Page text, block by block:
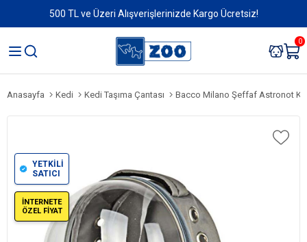
500 TL ve Üzeri Alışverişlerinizde Kargo Ücretsiz!
0
Anasayfa Kedi Kedi Taşıma Çantası Bacco Milano Şeffaf Astronot
YETKİLİ
SATICI
İNTERNETE
ÖZEL FİYAT